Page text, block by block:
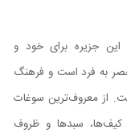
جزیره برای خود و
به فرد است و فرهنگ
از معروف‌ترین سوغات
سبدها و ظروف